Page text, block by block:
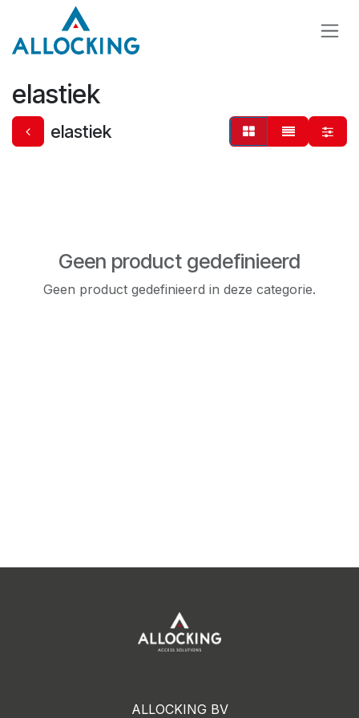
Overslaan naar inhoud
elastiek
elastiek
Geen product gedefinieerd
Geen product gedefinieerd in deze categorie.
ALLOCKING BV